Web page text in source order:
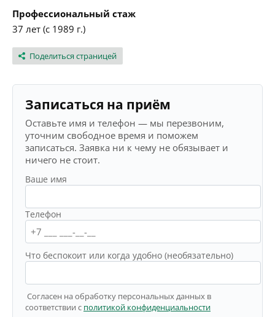
Профессиональный стаж
37 лет (с 1989 г.)
Поделиться страницей
Записаться на приём
Оставьте имя и телефон — мы перезвоним,
уточним свободное время и поможем
записаться. Заявка ни к чему не обязывает и
ничего не стоит.
Ваше имя
Телефон
Что беспокоит или когда удобно (необязательно)
Согласен на обработку персональных данных в
соответствии с политикой конфиденциальности